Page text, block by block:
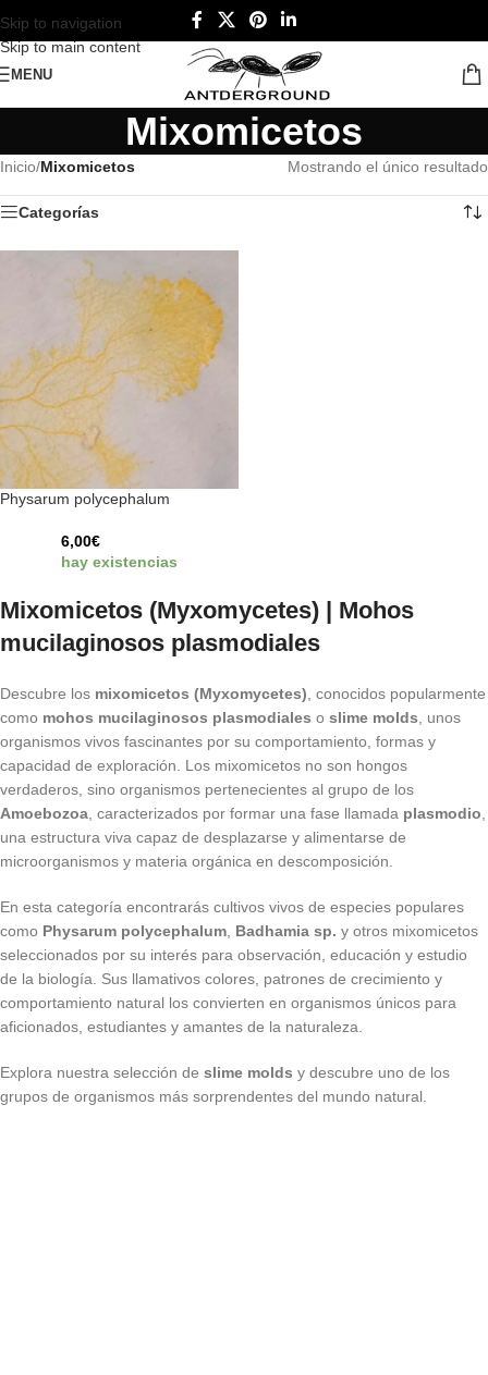
Skip to navigation
Skip to main content
MENU
Mixomicetos
Inicio/Mixomicetos Mostrando el único resultado
Categorías
Physarum polycephalum
6,00€
hay existencias
Mixomicetos (Myxomycetes) | Mohos
mucilaginosos plasmodiales
Descubre los mixomicetos (Myxomycetes) , conocidos popularmente
como mohos mucilaginosos plasmodiales o slime molds , unos
organismos vivos fascinantes por su comportamiento, formas y
capacidad de exploración. Los mixomicetos no son hongos
verdaderos, sino organismos pertenecientes al grupo de los
Amoebozoa , caracterizados por formar una fase llamada plasmodio
una estructura viva capaz de desplazarse y alimentarse de
microorganismos y materia orgánica en descomposición.
En esta categoría encontrarás cultivos vivos de especies populares
como Physarum polycephalum Badhamia sp. y otros mixomicetos
seleccionados por su interés para observación, educación y estudio
de la biología. Sus llamativos colores, patrones de crecimiento y
comportamiento natural los convierten en organismos únicos para
aficionados, estudiantes y amantes de la naturaleza.
Explora nuestra selección de slime molds y descubre uno de los
grupos de organismos más sorprendentes del mundo natural.